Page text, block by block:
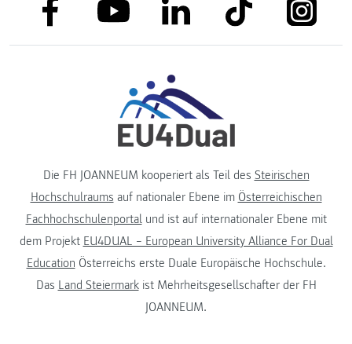
link to facebooklink to youtubelink to linkedinlink to tiktok
Die FH JOANNEUM kooperiert als Teil des Steirischen
Hochschulraums auf nationaler Ebene im Österreichischen
Fachhochschulenportalund ist auf internationaler Ebene mit
dem Projekt EU4DUAL – European University Alliance For Dual
Education Österreichs erste Duale Europäische Hochschule.
Das Land Steiermarkist Mehrheitsgesellschafter der FH
JOANNEUM.